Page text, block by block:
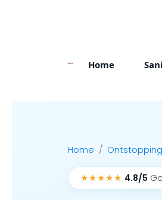
Home
Home
★★★★★ 4.8/5